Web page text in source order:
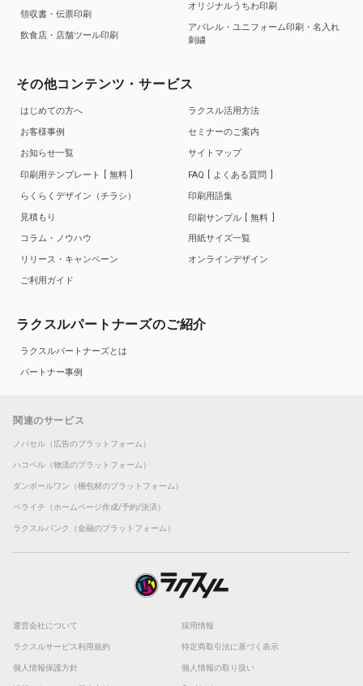
領収書・伝票印刷
飲食店・店舗ツール印刷
オリジナルうちわ印刷
アパレル・ユニフォーム印刷・名入れ
刺繍
その他コンテンツ・サービス
はじめての方へ
お客様事例
お知らせ一覧
印刷用テンプレート
無料
らくらくデザイン（チラシ）
見積もり
コラム・ノウハウ
リリース・キャンペーン
ご利用ガイド
ラクスル活用方法
セミナーのご案内
サイトマップ
FAQ
よくある質問
印刷用語集
印刷サンプル
無料
用紙サイズ一覧
オンラインデザイン
ラクスルパートナーズのご紹介
ラクスルパートナーズとは
パートナー事例
関連のサービス
ノバセル（広告のプラットフォーム）
ハコベル（物流のプラットフォーム）
ダンボールワン（梱包材のプラットフォーム）
ペライチ（ホームページ作成/予約/決済）
ラクスルバンク（金融のプラットフォーム）
運営会社について 採用情報
ラクスルサービス利用規約 特定商取引法に基づく表示
個人情報保護方針 個人情報の取り扱い